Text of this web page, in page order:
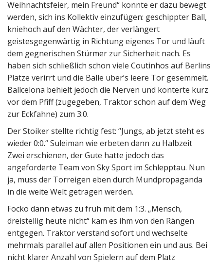
Weihnachtsfeier, mein Freund“ konnte er dazu bewegt
werden, sich ins Kollektiv einzufügen: geschippter Ball,
kniehoch auf den Wächter, der verlängert
geistesgegenwärtig in Richtung eigenes Tor und läuft
dem gegnerischen Stürmer zur Sicherheit nach. Es
haben sich schließlich schon viele Coutinhos auf Berlins
Plätze verirrt und die Bälle über’s leere Tor gesemmelt.
Ballcelona behielt jedoch die Nerven und konterte kurz
vor dem Pfiff (zugegeben, Traktor schon auf dem Weg
zur Eckfahne) zum 3:0.
Der Stoiker stellte richtig fest: “Jungs, ab jetzt steht es
wieder 0:0.“ Suleiman wie erbeten dann zu Halbzeit
Zwei erschienen, der Gute hatte jedoch das
angeforderte Team von Sky Sport im Schlepptau. Nun
ja, muss der Torreigen eben durch Mundpropaganda
in die weite Welt getragen werden.
Focko dann etwas zu früh mit dem 1:3. „Mensch,
dreistellig heute nicht“ kam es ihm von den Rängen
entgegen. Traktor verstand sofort und wechselte
mehrmals parallel auf allen Positionen ein und aus. Bei
nicht klarer Anzahl von Spielern auf dem Platz